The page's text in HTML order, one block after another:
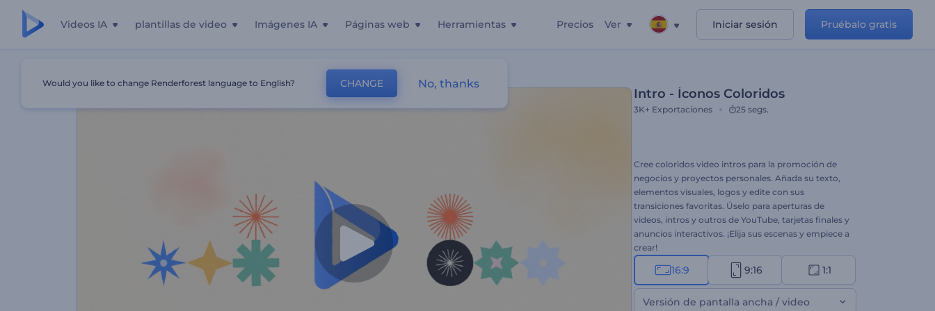
Videos IA plantillas de video Imágenes IA Páginas web Herramientas Precios Ver Iniciar sesión Pruébalo gratis
Intro - Íconos Coloridos
3K+ Exportaciones 25 segs.
Cree coloridos video intros para la promoción de
negocios y proyectos personales. Añada su texto,
elementos visuales, logos y edite con sus
transiciones favoritas. Úselo para aperturas de
videos, intros y outros de YouTube, tarjetas finales y
anuncios interactivos. ¡Elija sus escenas y empiece a
crear!
16:9 9:16 1:1
Versión de pantalla ancha / video
Would you like to change Renderforest language to English? CHANGE No, thanks